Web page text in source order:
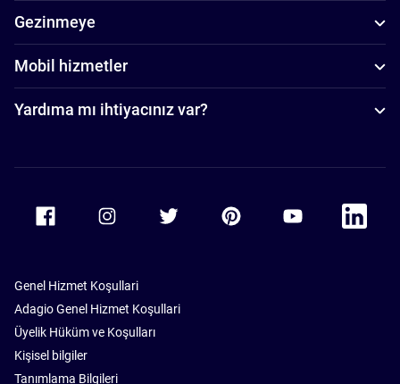
Gezinmeye
Mobil hizmetler
Yardıma mı ihtiyacınız var?
Accor Facebook Accor TwitterAccor PinterestAccor Youtube
Accor
Genel Hizmet Koşullari
Adagio Genel Hizmet Koşullari
Üyelik Hüküm ve Koşulları
Kişisel bilgiler
Tanımlama Bilgileri